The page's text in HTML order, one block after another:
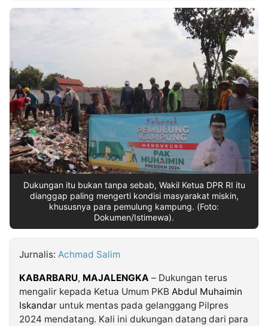
INDONESIA
Insight
NTB
Suara
Time
Lens
IDN
Daily
Jogja
Jalan
Rakyat
Idealita
News
Kita
Notice
Dinamikapost.com
Radar
Baru
Seedbacklink
Follow
Kabarbaru
Kabarbaru.co
2026
Dukungan itu bukan tanpa sebab, Wakil Ketua DPR RI itu
dianggap paling mengerti kondisi masyarakat miskin,
khususnya para pemulung kampung. (Foto:
Dokumen/Istimewa).
Jurnalis: Achmad Salim
KABARBARU, MAJALENGKA – Dukungan terus
mengalir kepada Ketua Umum PKB Abdul Muhaimin
Iskandar untuk mentas pada gelanggang Pilpres
2024 mendatang. Kali ini dukungan datang dari para